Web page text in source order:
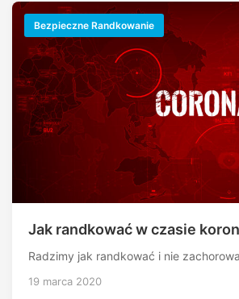
Bezpieczne Randkowanie
Jak randkować w czasie
Radzimy jak randkować i nie
19 marca 2020